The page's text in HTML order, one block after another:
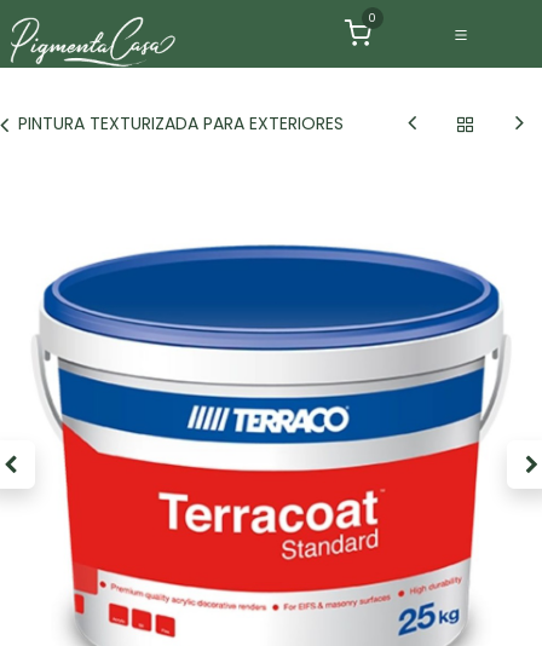
Ir al contenido 0
PINTURA TEXTURIZADA PARA EXTERIORES